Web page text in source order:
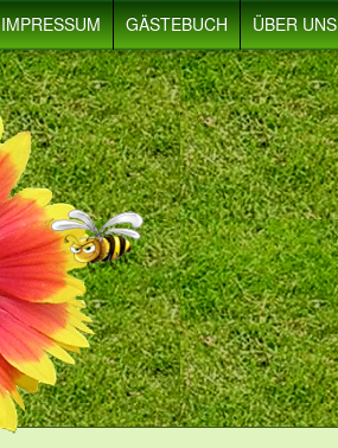
IMPRESSUM GÄSTEBUCH ÜBER UNS